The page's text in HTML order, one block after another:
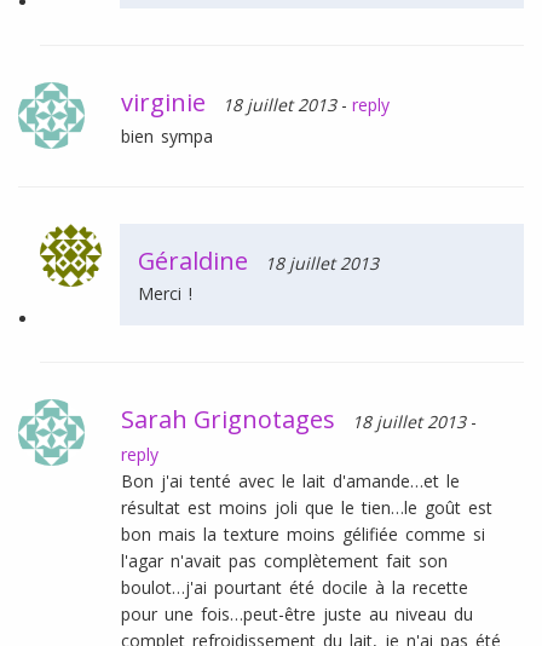
virginie 18 juillet 2013 - reply
bien sympa
Géraldine
18 juillet 2013
Merci !
Sarah Grignotages 18 juillet 2013 -
reply
Bon j'ai tenté avec le lait d'amande…et le
résultat est moins joli que le tien…le goût est
bon mais la texture moins gélifiée comme si
l'agar n'avait pas complètement fait son
boulot…j'ai pourtant été docile à la recette
pour une fois…peut-être juste au niveau du
complet refroidissement du lait, je n'ai pas été